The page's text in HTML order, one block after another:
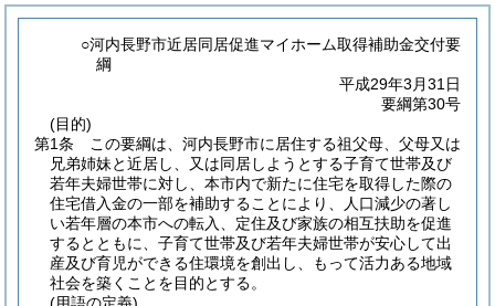
○河内長野市近居同居促進マイホーム取得補助金交付要
綱
平成29年3月31日
要綱第30号
(目的)
第1条
この要綱は、河内長野市に居住する祖父母、父母又は
兄弟姉妹と近居し、又は同居しようとする子育て世帯及び
若年夫婦世帯に対し、本市内で新たに住宅を取得した際の
住宅借入金の一部を補助することにより、人口減少の著し
い若年層の本市への転入、定住及び家族の相互扶助を促進
するとともに、子育て世帯及び若年夫婦世帯が安心して出
産及び育児ができる住環境を創出し、もって活力ある地域
社会を築くことを目的とする。